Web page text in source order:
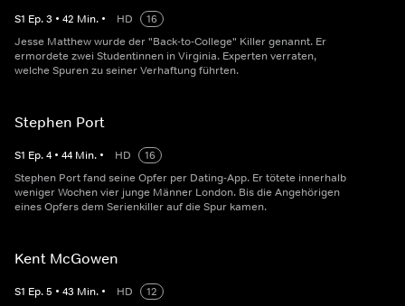
S1 Ep.3 • 42 Min. • HD
16
Jesse Matthew wurde der "Back-to-College" Killer genannt. Er
ermordete zwei Studentinnen in Virginia. Experten verraten,
welche Spuren zu seiner Verhaftung führten.
Stephen Port
S1 Ep.4 • 44 Min. • HD
16
Stephen Port fand seine Opfer per Dating-App. Er tötete innerhalb
weniger Wochen vier junge Männer London. Bis die Angehörigen
eines Opfers dem Serienkiller auf die Spur kamen.
Kent McGowen
S1 Ep.5 • 43 Min. • HD
12